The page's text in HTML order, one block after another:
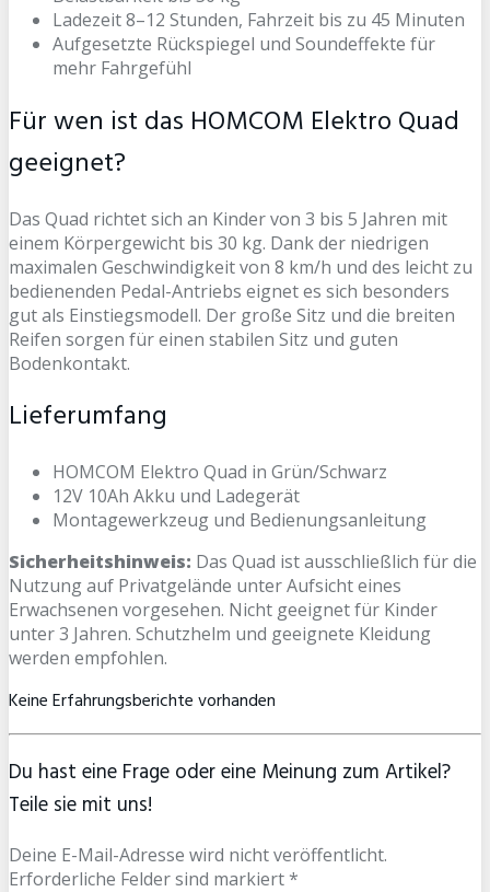
Ladezeit 8–12 Stunden, Fahrzeit bis zu 45 Minuten
Aufgesetzte Rückspiegel und Soundeffekte für
mehr Fahrgefühl
Für wen ist das HOMCOM Elektro Quad
geeignet?
Das Quad richtet sich an Kinder von 3 bis 5 Jahren mit
einem Körpergewicht bis 30 kg. Dank der niedrigen
maximalen Geschwindigkeit von 8 km/h und des leicht zu
bedienenden Pedal-Antriebs eignet es sich besonders
gut als Einstiegsmodell. Der große Sitz und die breiten
Reifen sorgen für einen stabilen Sitz und guten
Bodenkontakt.
Lieferumfang
HOMCOM Elektro Quad in Grün/Schwarz
12V 10Ah Akku und Ladegerät
Montagewerkzeug und Bedienungsanleitung
Sicherheitshinweis: Das Quad ist ausschließlich für die
Nutzung auf Privatgelände unter Aufsicht eines
Erwachsenen vorgesehen. Nicht geeignet für Kinder
unter 3 Jahren. Schutzhelm und geeignete Kleidung
werden empfohlen.
Keine Erfahrungsberichte vorhanden
Du hast eine Frage oder eine Meinung zum Artikel?
Teile sie mit uns!
Deine E-Mail-Adresse wird nicht veröffentlicht.
Erforderliche Felder sind markiert *